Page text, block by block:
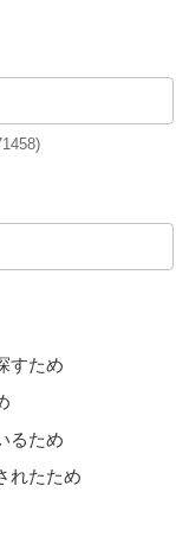
すため
るため
れたため